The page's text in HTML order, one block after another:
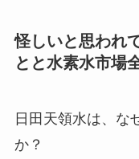
怪しいと思われ
とと水素水市場
日田天領水は、な
か？